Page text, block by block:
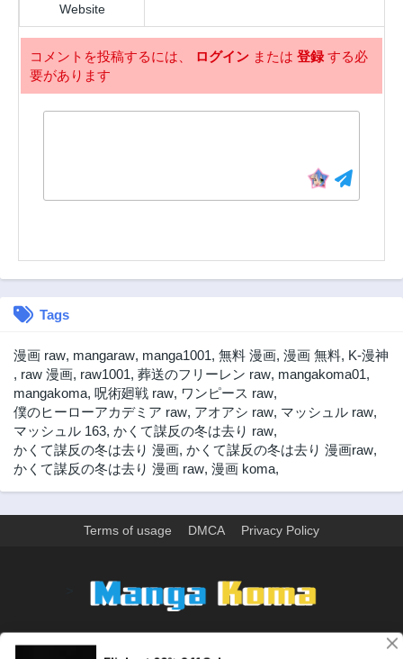
Website
コメントを投稿するには、 ログイン または 登録する必
要があります
Tags
漫画 raw, mangaraw, manga1001, 無料 漫画, 漫画 無料, K-漫神
, raw 漫画, raw1001, 葬送のフリーレン raw, mangakoma01,
mangakoma, 呪術廻戦 raw, ワンピース raw,
僕のヒーローアカデミア raw, アオアシ raw, マッシュル raw,
マッシュル 163, かくて謀反の冬は去り raw,
かくて謀反の冬は去り 漫画, かくて謀反の冬は去り 漫画raw,
かくて謀反の冬は去り 漫画 raw, 漫画 koma,
Terms of usage DMCA Privacy Policy
ウェブサイト上のすべての情報と画像は、インターネット上で収集されま